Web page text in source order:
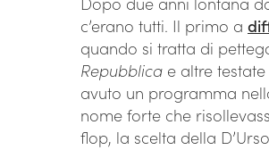
c’erano tutti. Il primo a
quando si tratta di
Repubblica e altre
avuto un programma
nome forte che
flop, la scelta della